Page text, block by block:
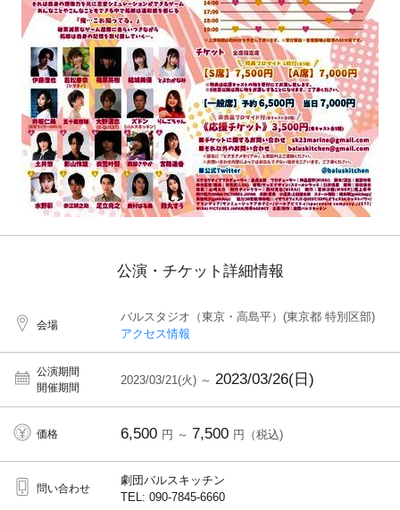
公演・チケット詳細情報
会場
バルスタジオ（東京・高島平）(東京都 特別区部)
アクセス情報
公演期間
開催期間
2023/03/21(火) ～ 2023/03/26(日)
価格 6,500 円 ～ 7,500 円（税込)
問い合わせ
劇団バルスキッチン
TEL: 090-7845-6660